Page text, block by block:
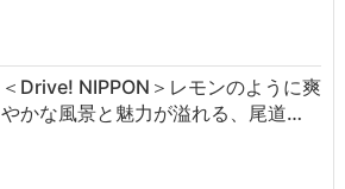
＜Drive! NIPPON＞レモンのように爽
やかな風景と魅力が溢れる、尾道…